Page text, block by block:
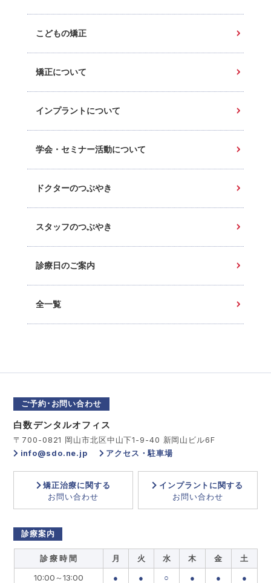
こどもの矯正
矯正について
インプラントについて
学会・セミナー活動について
ドクターのつぶやき
スタッフのつぶやき
診療日のご案内
全一覧
ご予約･お問い合わせ
白数デンタルオフィス
〒700-0821 岡山市北区中山下1-9-40 新岡山ビル6F
info@sdo.ne.jp
アクセス・駐車場
矯正治療に関する
お問い合わせ
インプラントに関する
お問い合わせ
診療案内
診 療 時 間 月 火 水 木 金
土
10:00～13:00
● ● ○ ● ● ●